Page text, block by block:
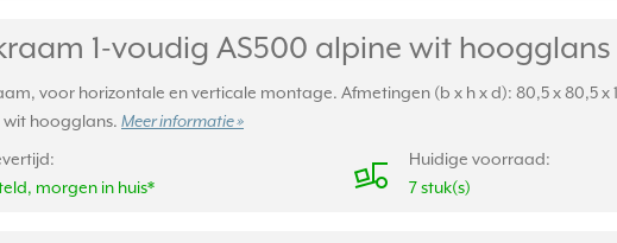
1-voudig AS500 alpine wit hoogglans
voor horizontale en verticale montage. Afmetingen (b x h x d): 80,5 x 80,5
wit hoogglans. Meer informatie »
morgen in huis*
Huidige voorraad:
7 stuk(s)